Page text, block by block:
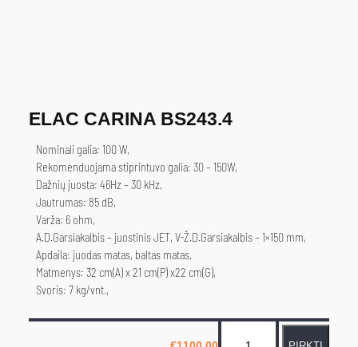
ELAC CARINA BS243.4
Nominali galia: 100 W,
Rekomenduojama stiprintuvo galia: 30 – 150W,
Dažnių juosta: 46Hz – 30 kHz,
Jautrumas: 85 dB,
Varža: 6 ohm,
A.D.Garsiakalbis – juostinis JET, V-Ž.D.Garsiakalbis – 1×150 mm,
Apdaila: juodas matas, baltas matas,
Matmenys: 32 cm(A) x 21 cm(P) x22 cm(G),
Svoris: 7 kg/vnt.,